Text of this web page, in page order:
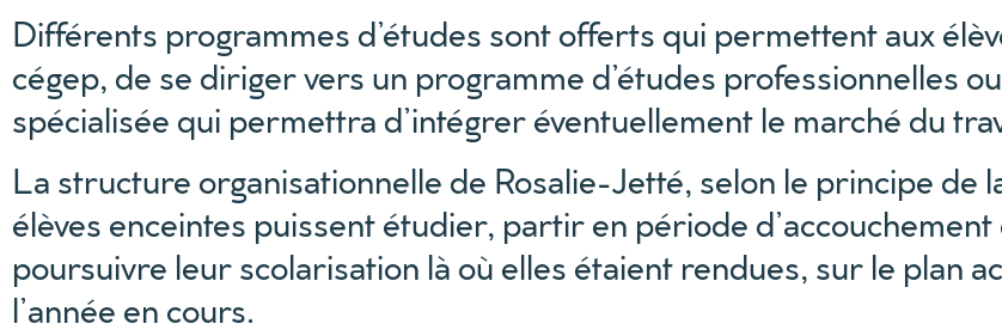
Différents programmes d’études sont offerts qui permettent aux
cégep, de se diriger vers un programme d’études professionnelles
spécialisée qui permettra d’intégrer éventuellement le marché du
La structure organisationnelle de Rosalie-Jetté, selon le principe de
élèves enceintes puissent étudier, partir en période
poursuivre leur scolarisation là où elles étaient rendues, sur le plan
l’année en cours.